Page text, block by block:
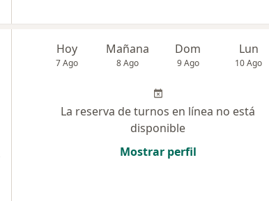
Hoy
7 Ago
Mañana
8 Ago
Dom
9 Ago
Lun
10 Ago
La reserva de turnos en línea no está
disponible
Mostrar perfil